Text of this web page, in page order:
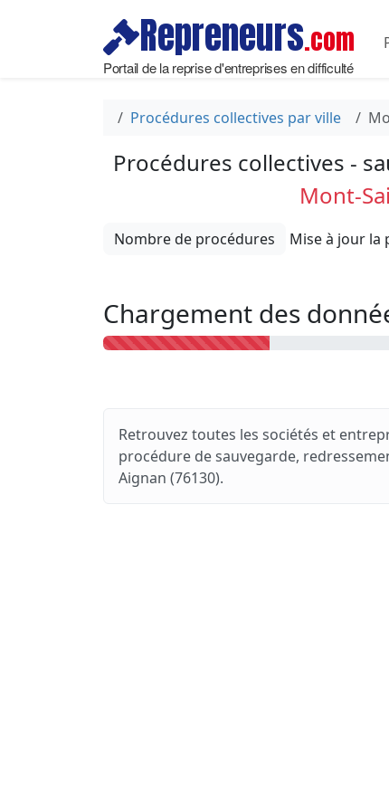
Repreneurs.com
Portail de la reprise d'entreprises en difficulté
Procédures collectives par ville
Procédures collectives -
Mont-
Nombre de procédures
Chargement des
Retrouvez toutes les sociétés et
procédure de sauvegarde,
Aignan (76130).